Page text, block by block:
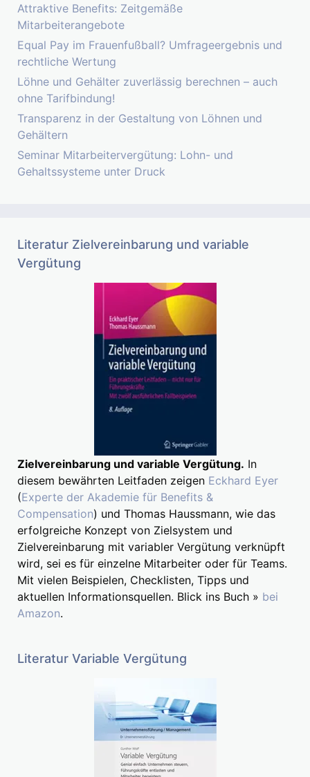
Attraktive Benefits: Zeitgemäße
Mitarbeiterangebote
Equal Pay im Frauenfußball? Umfrageergebnis und
rechtliche Wertung
Löhne und Gehälter zuverlässig berechnen – auch
ohne Tarifbindung!
Transparenz in der Gestaltung von Löhnen und
Gehältern
Seminar Mitarbeitervergütung: Lohn- und
Gehaltssysteme unter Druck
Literatur Zielvereinbarung und variable
Vergütung
Zielvereinbarung und variable Vergütung. In
diesem bewährten Leitfaden zeigen Eckhard Eyer
(Experte der Akademie für Benefits &
Compensation) und Thomas Haussmann, wie das
erfolgreiche Konzept von Zielsystem und
Zielvereinbarung mit variabler Vergütung verknüpft
wird, sei es für einzelne Mitarbeiter oder für Teams.
Mit vielen Beispielen, Checklisten, Tipps und
aktuellen Informationsquellen. Blick ins Buch » bei
Amazon.
Literatur Variable Vergütung